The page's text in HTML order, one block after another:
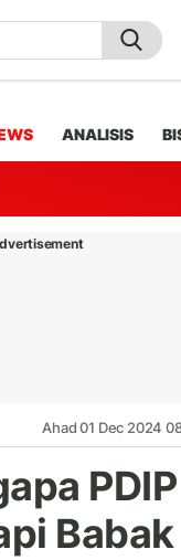
ANALISIS
Ahad 01 Dec 2024
PDIP
Babak